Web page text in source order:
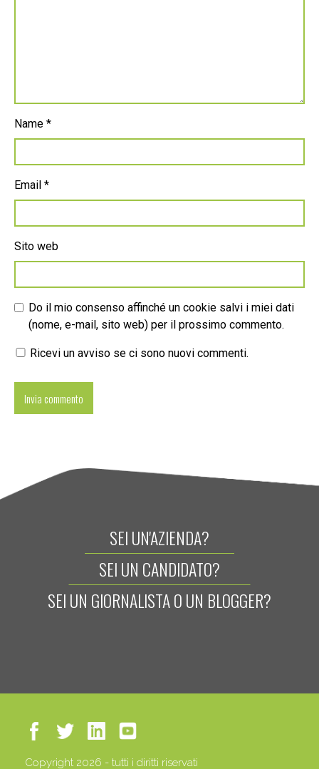
Name *
Email *
Sito web
Do il mio consenso affinché un cookie salvi i miei dati
(nome, e-mail, sito web) per il prossimo commento.
Ricevi un avviso se ci sono nuovi commenti.
SEI UN'AZIENDA?
SEI UN CANDIDATO?
SEI UN GIORNALISTA O UN BLOGGER?
Copyright 2026 - tutti i diritti riservati